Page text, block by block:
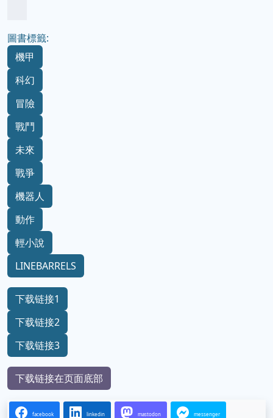
圖書標籤:
機甲
科幻
冒險
戰鬥
未來
戰爭
機器人
動作
輕小說
LINEBARRELS
下载链接1
下载链接2
下载链接3
下载链接在页面底部
facebook linkedin mastodon messenger